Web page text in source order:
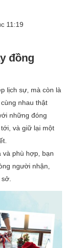
11:19
đồng
lịch sự, mà còn là
nhau thật
những đóng
và giữ lại một
và phù hợp, bạn
người nhận,